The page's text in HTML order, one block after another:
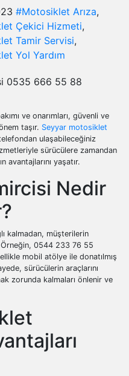
#Motosiklet Arıza,
Çekici Hizmeti,
Tamir Servisi,
Yol Yardım
ve onarımları, güvenli ve
taşır. Seyyar motosiklet
ulaşabileceğiniz
sürücülere zamandan
yaşatır.
Nedir
kalmadan, müşterilerin
0544 233 76 55
mobil atölye ile donatılmış
sürücülerin araçlarını
zorunda kalmaları önlenir ve